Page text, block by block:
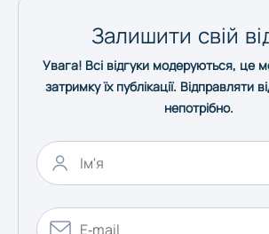
Хмельницький
Чернівці
Чернігів
Залишити свій
Увага! Всі відгуки модеруються, це
затримку їх публікації. Відправляти
непотрібно.